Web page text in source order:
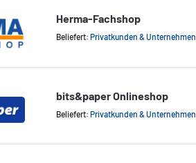
Herma-Fachshop
Beliefert: Privatkunden & Unternehmen
bits&paper Onlineshop
Beliefert: Privatkunden & Unternehmen